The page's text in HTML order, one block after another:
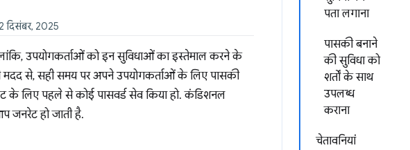
पता लगाना
पासकी बनाने
की सुविधा को
शर्तों के साथ
उपलब्ध
कराना
चेतावनियां
दिसंबर, 2025
उपयोगकर्ताओं को इन सुविधाओं का इस्तेमाल करने के
से, सही समय पर अपने उपयोगकर्ताओं के लिए पासकी
के लिए पहले से कोई पासवर्ड सेव किया हो. कंडिशनल
जनरेट हो जाती है.